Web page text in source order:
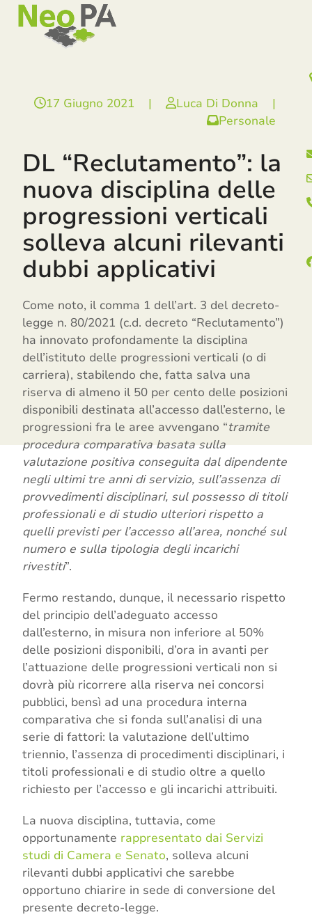
SkipOpen
mobile
menu
Close
mobile
menu
17 Giugno 2021 | Luca Di Donna
|
Personale
DL “Reclutamento”: la
nuova disciplina delle
progressioni verticali
solleva alcuni rilevanti
dubbi applicativi
Come noto, il comma 1 dell’art. 3 del decreto-
legge n. 80/2021 (c.d. decreto “Reclutamento”)
ha innovato profondamente la disciplina
dell’istituto delle progressioni verticali (o di
carriera), stabilendo che, fatta salva una
riserva di almeno il 50 per cento delle posizioni
disponibili destinata all’accesso dall’esterno, le
progressioni fra le aree avvengano “tramite
procedura comparativa basata sulla
valutazione positiva conseguita dal dipendente
negli ultimi tre anni di servizio, sull’assenza di
provvedimenti disciplinari, sul possesso di titoli
professionali e di studio ulteriori rispetto a
quelli previsti per l’accesso all’area, nonché sul
numero e sulla tipologia degli incarichi
rivestiti”.
Fermo restando, dunque, il necessario rispetto
del principio dell’adeguato accesso
dall’esterno, in misura non inferiore al 50%
delle posizioni disponibili, d’ora in avanti per
l’attuazione delle progressioni verticali non si
dovrà più ricorrere alla riserva nei concorsi
pubblici, bensì ad una procedura interna
comparativa che si fonda sull’analisi di una
serie di fattori: la valutazione dell’ultimo
triennio, l’assenza di procedimenti disciplinari, i
titoli professionali e di studio oltre a quello
richiesto per l’accesso e gli incarichi attribuiti.
La nuova disciplina, tuttavia, come
opportunamente rappresentato dai Servizi
studi di Camera e Senato, solleva alcuni
rilevanti dubbi applicativi che sarebbe
opportuno chiarire in sede di conversione del
presente decreto-legge.